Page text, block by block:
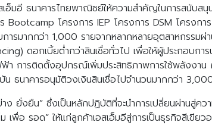
อ็มอี ธนาคารไทยพาณิชย์ให้ความสำคัญในการสนับส
Bootcamp โครงการ IEP โครงการ DSM โครงก
รมากกว่า 1,000 รายจากหลากหลายอุตสาหกรรมผ่
ดอกเบี้ยต่ำกว่าสินเชื่อทั่วไป เพื่อให้ผู้ประกอบก
า การติดตั้งอุปกรณ์เพิ่มประสิทธิภาพการใช้พลังงาน
นาคารอนุมัติวงเงินสินเชื่อไปจำนวนมากกว่า
ยั่งยืน” ซึ่งเป็นหลักปฏิบัติที่จะนำการเปลี่ยนผ่านสู่ค
เพื่อ รอด” ให้แก่ลูกค้าเอสเอ็มอีสู่การเป็นธุรกิจสีเขีย